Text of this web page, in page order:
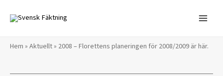
innehåll
Hem » Aktuellt» 2008 – Florettens planeringen för 2008/2009 är här.